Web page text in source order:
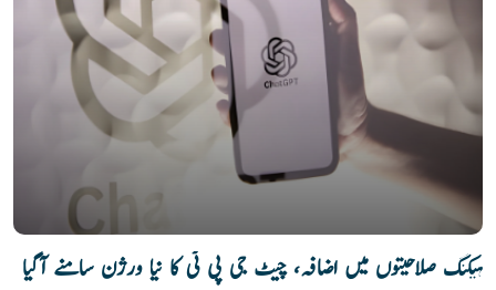
ہیکنگ صلاحیتوں میں اضافہ، چیٹ جی پی ٹی کا نیا ورژن سامنے آگیا